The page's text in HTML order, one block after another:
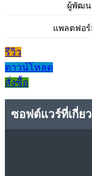
ผู้พัฒน
แพลตฟอร์
รีวิว
ดาวน์โหลด
สั่งซื้อ
ซอฟต์แวร์ที่เกี่ย